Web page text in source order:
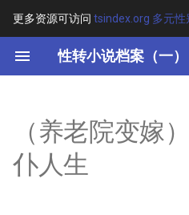
更多资源可访问 tsindex.org 多元性
性转小说档案（一）
键
始
其他信息 [Processed Page
Metadata]
（养老院变嫁
仆人生